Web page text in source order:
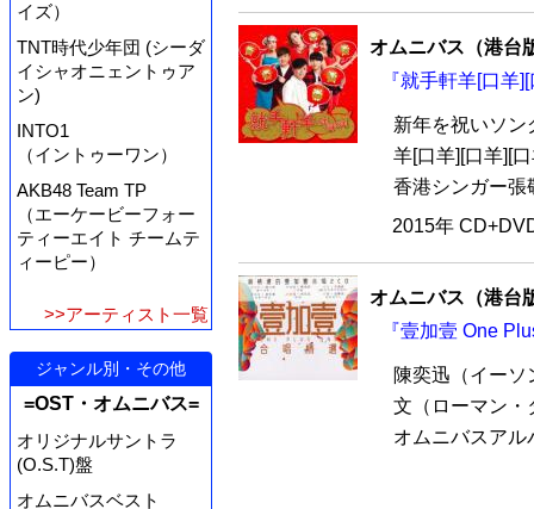
イズ）
TNT時代少年団 (シーダ
イシャオニェントゥア
ン)
INTO1
（イントゥーワン）
AKB48 Team TP
（エーケービーフォー
ティーエイト チームテ
ィーピー）
>>アーティスト一覧
ジャンル別・その他
=OST・オムニバス=
オリジナルサントラ
(O.S.T)盤
オムニバスベスト
オムニバス（港台
『就手軒羊[口羊
新年を祝いソン
羊[口羊][口羊][
香港シンガー張
2015年
オムニバス（港台
『壹加壹 One
陳奕迅（イー
文（ローマン・
オムニバスアル